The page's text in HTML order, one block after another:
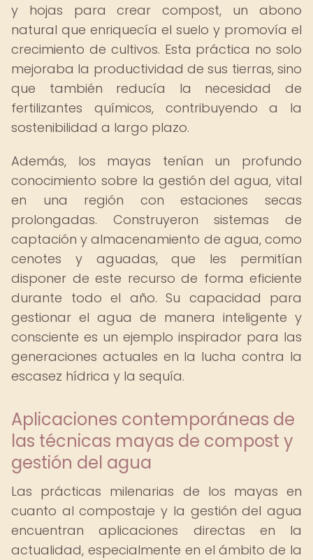
y hojas para crear compost, un abono
natural que enriquecía el suelo y promovía el
crecimiento de cultivos. Esta práctica no solo
mejoraba la productividad de sus tierras, sino
que también reducía la necesidad de
fertilizantes químicos, contribuyendo a la
sostenibilidad a largo plazo.
Además, los mayas tenían un profundo
conocimiento sobre la gestión del agua, vital
en una región con estaciones secas
prolongadas. Construyeron sistemas de
captación y almacenamiento de agua, como
cenotes y aguadas, que les permitían
disponer de este recurso de forma eficiente
durante todo el año. Su capacidad para
gestionar el agua de manera inteligente y
consciente es un ejemplo inspirador para las
generaciones actuales en la lucha contra la
escasez hídrica y la sequía.
Aplicaciones contemporáneas de
las técnicas mayas de compost y
gestión del agua
Las prácticas milenarias de los mayas en
cuanto al compostaje y la gestión del agua
encuentran aplicaciones directas en la
actualidad, especialmente en el ámbito de la